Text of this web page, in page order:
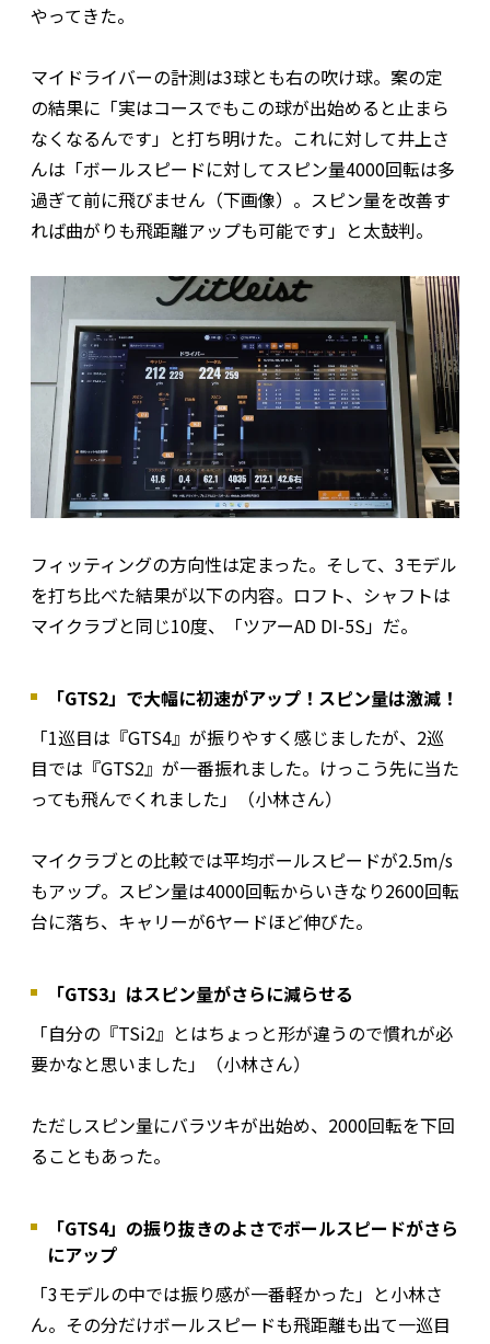
やってきた。
マイドライバーの計測は3球とも右の吹け球。案の定
の結果に「実はコースでもこの球が出始めると止まら
なくなるんです」と打ち明けた。これに対して井上さ
んは「ボールスピードに対してスピン量4000回転は多
過ぎて前に飛びません（下画像）。スピン量を改善す
れば曲がりも飛距離アップも可能です」と太鼓判。
フィッティングの方向性は定まった。そして、3モデル
を打ち比べた結果が以下の内容。ロフト、シャフトは
マイクラブと同じ10度、「ツアーAD DI-5S」だ。
「GTS2」で大幅に初速がアップ！スピン量は激減！
「1巡目は『GTS4』が振りやすく感じましたが、2巡
目では『GTS2』が一番振れました。けっこう先に当た
っても飛んでくれました」（小林さん）
マイクラブとの比較では平均ボールスピードが2.5m/s
もアップ。スピン量は4000回転からいきなり2600回転
台に落ち、キャリーが6ヤードほど伸びた。
「GTS3」はスピン量がさらに減らせる
「自分の『TSi2』とはちょっと形が違うので慣れが必
要かなと思いました」（小林さん）
ただしスピン量にバラツキが出始め、2000回転を下回
ることもあった。
「GTS4」の振り抜きのよさでボールスピードがさら
にアップ
「3モデルの中では振り感が一番軽かった」と小林さ
ん。その分だけボールスピードも飛距離も出て一巡目